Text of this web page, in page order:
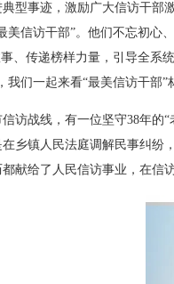
型事迹，激励广大信访干部
美信访干部”。他们不忘初
、传递榜样力量，引导全系
我们一起来看“最美信访干部”
访战线，有一位坚守38年的
乡镇人民法庭调解民事纠纷
献给了人民信访事业，在信